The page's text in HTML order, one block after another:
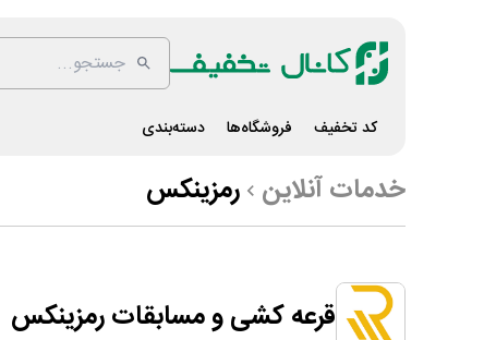
کد تخفیف فروشگاه‌ها دسته‌بندی
خدمات آنلاین رمزینکس
قرعه کشی و مسابقات رمزینکس